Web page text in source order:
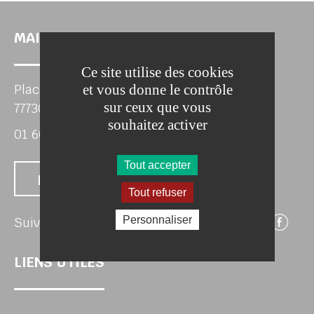
MAIRIE DE CITRY
Place Gaston de Renty
77730 CITRY
01 60 23 60 27
Nous contacter
Suivez-nous
LIENS UTILES
Ce site utilise des cookies
et vous donne le contrôle
sur ceux que vous
souhaitez activer
Tout accepter
Tout refuser
Personnaliser